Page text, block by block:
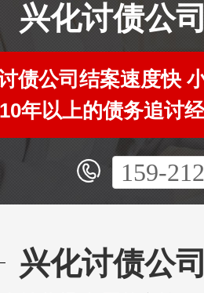
兴化讨债公
债公司结案速度快
年以上的债务追讨
159-
兴化讨债公